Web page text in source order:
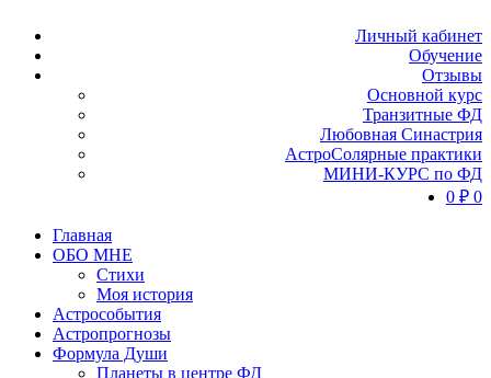
Личный кабинет
Обучение
Отзывы
Основной курс
Транзитные ФД
Любовная Синастрия
АстроСолярные практики
МИНИ-КУРС по ФД
0 ₽ 0
Главная
ОБО МНЕ
Стихи
Моя история
Астрособытия
Астропрогнозы
Формула Души
Планеты в центре ФД